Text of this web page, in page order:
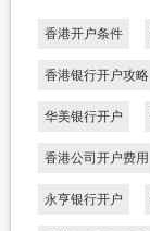
香港开户条件
香港银行开户攻略
华美银行开户
香港公司开户费用
永亨银行开户